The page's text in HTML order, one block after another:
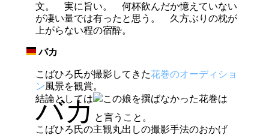
文。 実に旨い。 何杯飲んだか憶えていない
が凄い量では有ったと思う。 久方ぶりの枕が
上がらない程の宿酔。
バカ
こばひろ氏が撮影してきた花巻のオーディショ
ン風景を観賞。
結論としては
この娘を撰ばなかった花巻は
バカと言うこと。
こばひろ氏の主観丸出しの撮影手法のおかげ